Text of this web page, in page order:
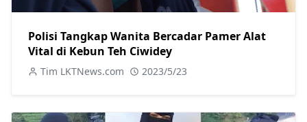
Polisi Tangkap Wanita Bercadar Pamer Alat
Vital di Kebun Teh Ciwidey
Tim LKTNews.com 2023/5/23